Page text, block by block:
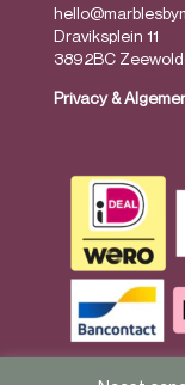
Draviksplein 11
3892BC
Privacy&